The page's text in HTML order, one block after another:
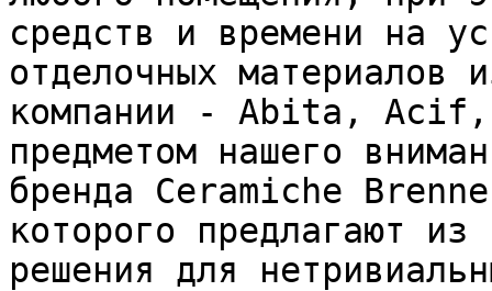
средств и времени на
отделочных материалов
компании - Abita, Acif,
предметом нашего
бренда Ceramiche
которого предлагают
решения для